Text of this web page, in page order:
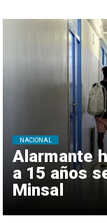
Alarmante
a 15 años
Minsal
NACIONAL